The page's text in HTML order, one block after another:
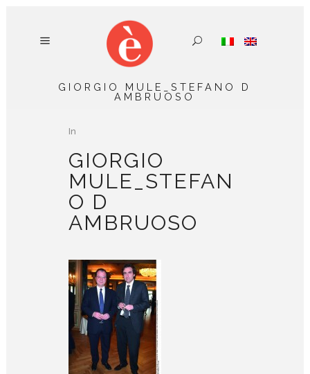
GIORGIO MULE_STEFANO D
AMBRUOSO
In
GIORGIO
MULE_STEFAN
O D
AMBRUOSO